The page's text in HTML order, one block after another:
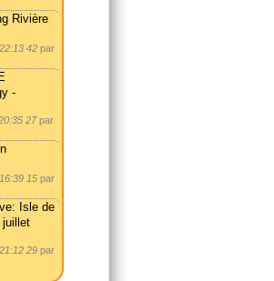
Rivière
42 par
-
27par
15 par
Isle de
juillet
29 par